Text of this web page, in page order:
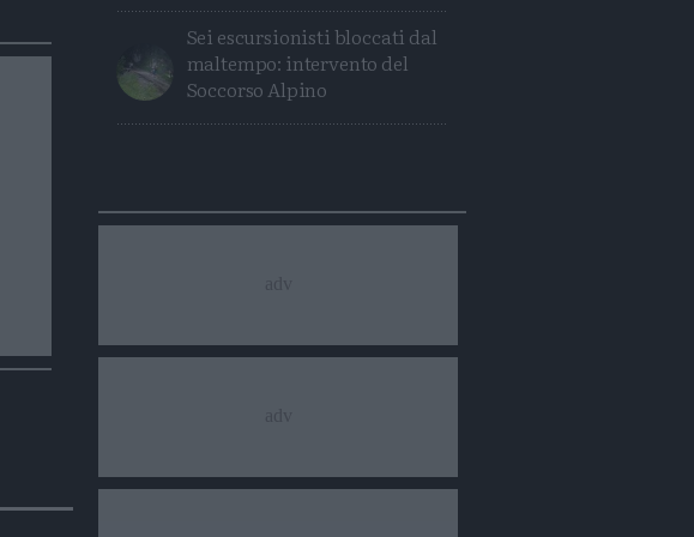
Sei escursionisti bloccati dal
maltempo: intervento del
Soccorso Alpino